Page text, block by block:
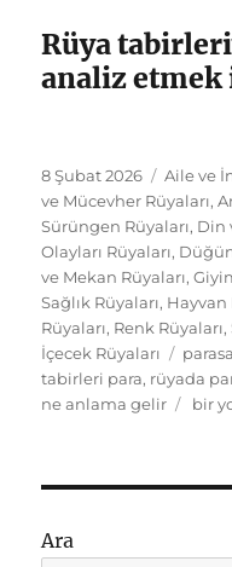
Rüya
analiz etmek
Yayın
tarihi
8 Şubat 2026 Aile ve
ve Mücevher Rüyaları,
Sürüngen Rüyaları, Din
Olayları Rüyaları,
ve Mekan Rüyaları,
Sağlık Rüyaları, Hayvan
Rüyaları, Renk Rüyaları,
İçecek Rüyaları
tabirleri para, rüyada
ne anlama gelir
bir
Ara